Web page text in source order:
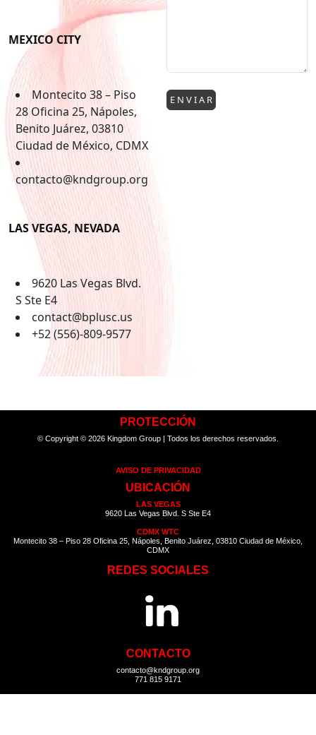
MEXICO CITY
Montecito 38 – Piso
28 Oficina 25, Nápoles,
Benito Juárez, 03810
Ciudad de México, CDMX
contacto@kndgroup.org
LAS VEGAS, NEVADA
9620 Las Vegas Blvd.
S Ste E4
contact@bplusc.us
+52 (556)-809-9577
E N V I A R
PROTECCIÓN
© Copyright © 2026 Kingdom Group | Todos los derechos reservados.
AVISO DE PRIVACIDAD
UBICACIÓN
LAS VEGAS
9620 Las Vegas Blvd. S Ste E4
CDMX WTC
Montecito 38 – Piso 28 Oficina 25, Nápoles, Benito Juárez, 03810 Ciudad de México,
CDMX
REDES SOCIALES
CONTACTO
contacto@kndgroup.org
771 815 9171